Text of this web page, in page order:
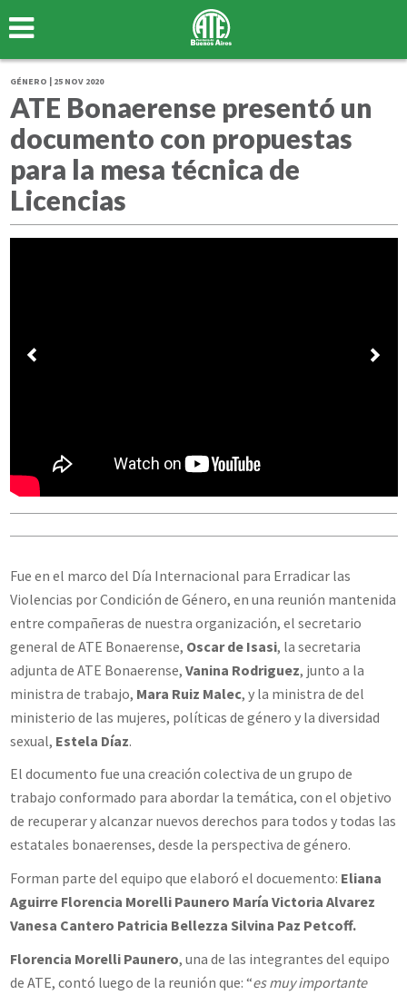
GÉNERO | 25 NOV 2020
ATE Bonaerense presentó un
documento con propuestas
para la mesa técnica de
Licencias
Fue en el marco del Día Internacional para Erradicar las
Violencias por Condición de Género, en una reunión mantenida
entre compañeras de nuestra organización, el secretario
general de ATE Bonaerense, Oscar de Isasi, la secretaria
adjunta de ATE Bonaerense, Vanina Rodriguez, junto a la
ministra de trabajo, Mara Ruiz Malec, y la ministra de del
ministerio de las mujeres, políticas de género y la diversidad
sexual, Estela Díaz.
El documento fue una creación colectiva de un grupo de
trabajo conformado para abordar la temática, con el objetivo
de recuperar y alcanzar nuevos derechos para todos y todas las
estatales bonaerenses, desde la perspectiva de género.
Forman parte del equipo que elaboró el docuemento: Eliana
Aguirre Florencia Morelli Paunero María Victoria Alvarez
Vanesa Cantero Patricia Bellezza Silvina Paz Petcoff.
Florencia Morelli Paunero, una de las integrantes del equipo
de ATE, contó luego de la reunión que: “es muy importante